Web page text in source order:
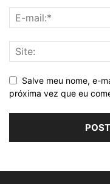
Salve meu nome, e-
próxima vez que eu